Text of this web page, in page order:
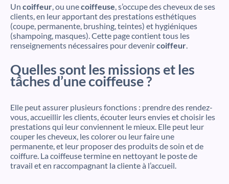
Un coiffeur, ou unecoiffeuse, s’occupe des cheveux de ses
clients, en leur apportant des prestations esthétiques
(coupe, permanente, brushing, teintes) et hygiéniques
(shampoing, masques). Cette page contient tous les
renseignements nécessaires pour devenircoiffeur.
Quelles sont les missions et les
tâches d’une coiffeuse ?
Elle peut assurer plusieurs fonctions : prendre des rendez-
vous, accueillir les clients, écouter leurs envies et choisir les
prestations qui leur conviennent le mieux. Elle peut leur
couper les cheveux, les colorer ou leur faire une
permanente, et leur proposer des produits de soin et de
coiffure. La coiffeuse termine en nettoyant le poste de
travail et en raccompagnant la cliente à l’accueil.